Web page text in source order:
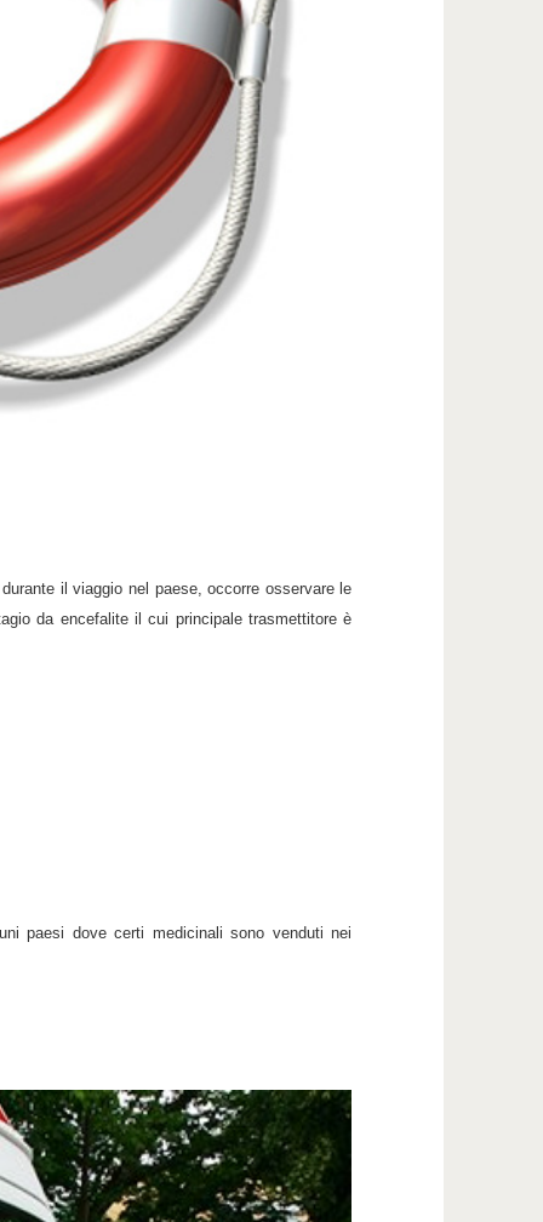
il viaggio nel paese, occorre osservare le
da encefalite il cui principale trasmettitore è
paesi dove certi medicinali sono venduti nei